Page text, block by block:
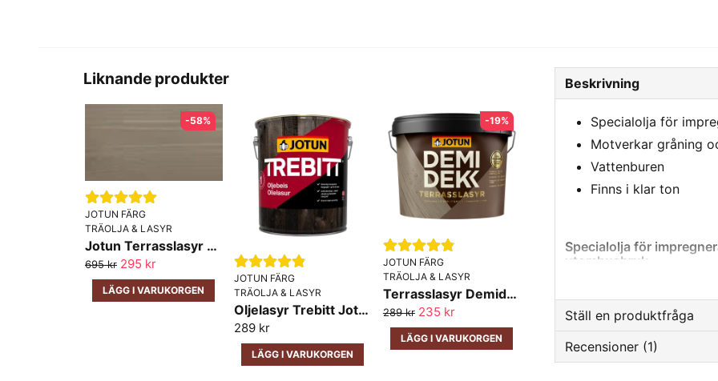
Liknande produkter
JOTUN FÄRG
TRÄOLJA & LASYR
Jotun Terrasslasyr Terrassgrå/Burmateak 3lit
695 kr 295 kr
LÄGG I VARUKORGEN
-58%
JOTUN FÄRG
TRÄOLJA & LASYR
Oljelasyr Trebitt Jotun
289 kr
LÄGG I VARUKORGEN
JOTUN FÄRG
TRÄOLJA & LASYR
Terrasslasyr Demidekk Jotun
289 kr 235 kr
LÄGG I VARUKORGEN
-19%
Beskrivning
Specialolja för
Motverkar gråning
Vattenburen
Finns i klar ton
Specialolja för
utomhusbruk.
Specialolja för impregnerat
gånger per säsong. Ger
av träet, nedbrytning på
Innehåller
svartmögel och har god
Ställ en produktfråga
question
Fråga oss något om
Recensioner (1)